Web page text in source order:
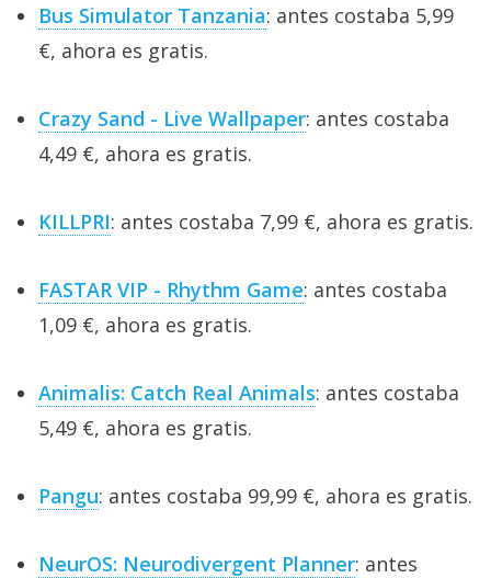
Bus Simulator Tanzania: antes costaba 5,99
€, ahora es gratis.
Crazy Sand - Live Wallpaper: antes costaba
4,49 €, ahora es gratis.
KILLPRI: antes costaba 7,99 €, ahora es gratis.
FASTAR VIP - Rhythm Game: antes costaba
1,09 €, ahora es gratis.
Animalis: Catch Real Animals: antes costaba
5,49 €, ahora es gratis.
Pangu: antes costaba 99,99 €, ahora es gratis.
NeurOS: Neurodivergent Planner: antes